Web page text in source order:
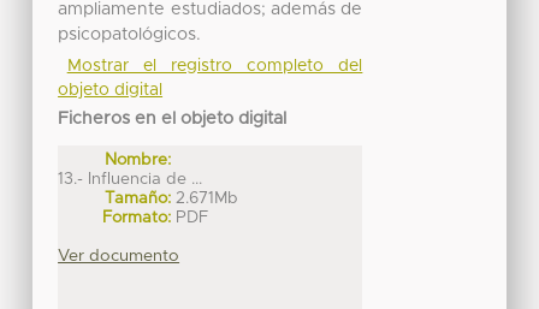
ampliamente estudiados; además de
psicopatológicos.
Mostrar el registro completo del
objeto digital
Ficheros en el objeto digital
Nombre:
13.- Influencia de ...
Tamaño: 2.671Mb
Formato: PDF
Ver documento